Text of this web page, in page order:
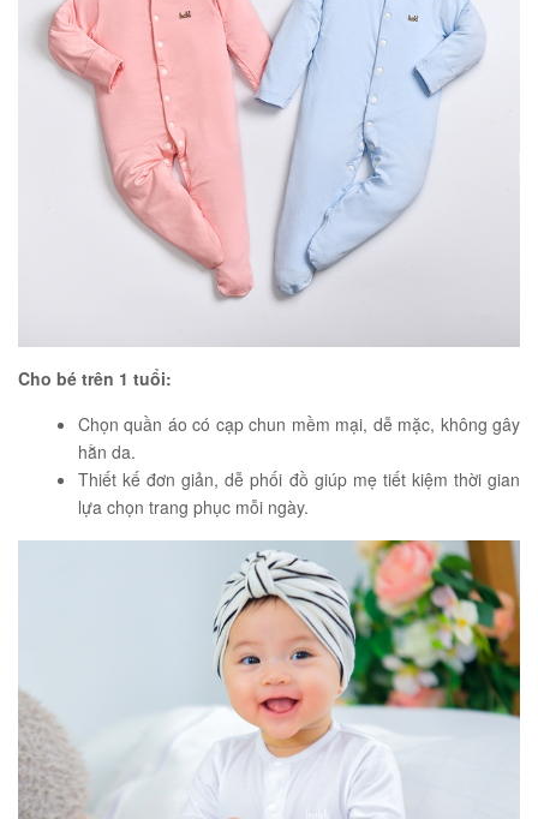
Cho bé trên 1 tuổi:
Chọn quần áo có cạp chun mềm mại, dễ mặc, không gây
hằn da.
Thiết kế đơn giản, dễ phối đồ giúp mẹ tiết kiệm thời gian
lựa chọn trang phục mỗi ngày.